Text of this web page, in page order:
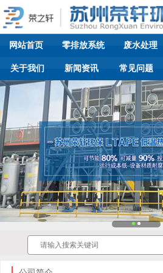
网站首页 零排放系统 废水处理
关于我们 新闻资讯 常见问题